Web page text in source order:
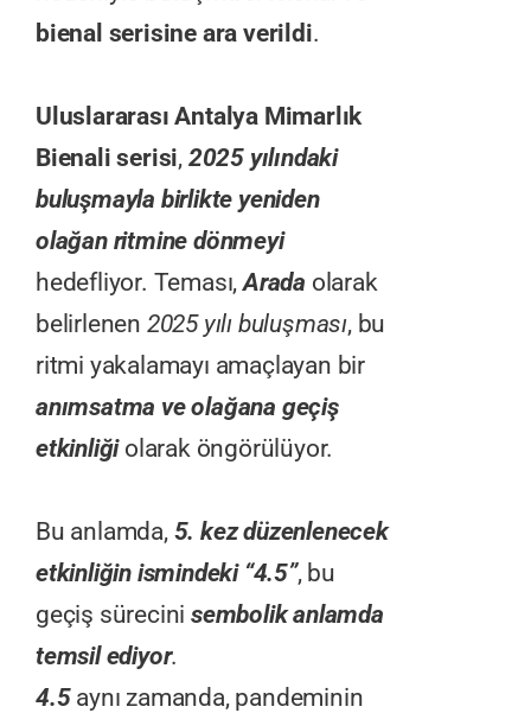
bienal serisine ara verildi.
Uluslararası Antalya Mimarlık
Bienali serisi, 2025 yılındaki
buluşmayla birlikte yeniden
olağan ritmine dönmeyi
hedefliyor. Teması,Arada olarak
belirlenen 2025 yılı buluşması, bu
ritmi yakalamayı amaçlayan bir
anımsatma ve olağana geçiş
etkinliğiolarak öngörülüyor.
Bu anlamda, 5. kez düzenlenecek
etkinliğin ismindeki “4.5”, bu
geçiş sürecini sembolik anlamda
temsil ediyor.
4.5aynı zamanda, pandeminin